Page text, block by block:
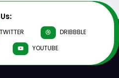
TWITTER
DRIBBBLE
YOUTUBE